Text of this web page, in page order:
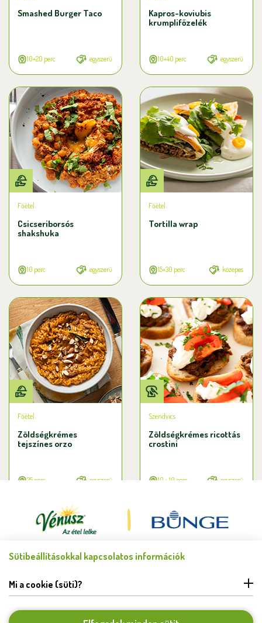
Sütibeállításokkal kapcsolatos információk
Mi a cookie (süti)?
Smashed Burger Taco
10+20 perc egyszerű
Kapros-koviubis
krumplifőzelék
10+40 perc egyszerű
Főétel
Csicseriborsós
shakshuka
10 perc egyszerű
Főétel
Tortilla wrap
15+30 perc közepes
Főétel
Zöldségkrémes
tejszínes orzo
25 perc egyszerű
Szendvics
Zöldségkrémes ricottás
crostini
10 + 10 perc egyszerű
Minden jog fenntartva © Bunge Zrt. 2026.
ADATKEZELÉSI TÁJÉKOZTATÓ